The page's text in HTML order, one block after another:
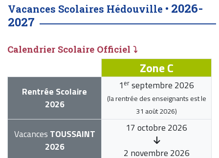
Vacances Scolaires Hédouville • 2026-
2027
Calendrier Scolaire Officiel ⤵
Zone C
Rentrée Scolaire
2026
1 er septembre 2026
(la rentrée des enseignants est le
31 août 2026)
Vacances TOUSSAINT
2026
17 octobre 2026
2 novembre 2026